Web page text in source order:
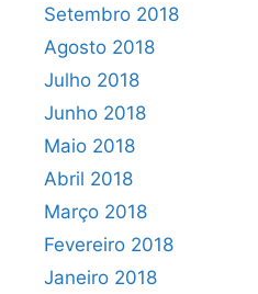
Setembro 2018
Agosto 2018
Julho 2018
Junho 2018
Maio 2018
Abril 2018
Março 2018
Fevereiro 2018
Janeiro 2018